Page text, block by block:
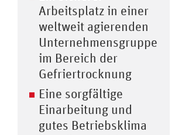
Arbeitsplatz in einer
weltweit agierenden
Unternehmensgruppe
im Bereich der
Gefriertrocknung
Eine sorgfältige
Einarbeitung und
gutes Betriebsklima